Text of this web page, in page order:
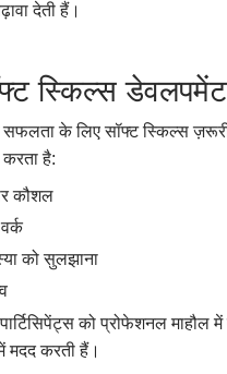
देती हैं।
स्किल्स डेवलपमेंट
सफलता के लिए सॉफ्ट स्किल्स
है:
कौशल
को सुलझाना
को प्रोफेशनल
मदद करती हैं।